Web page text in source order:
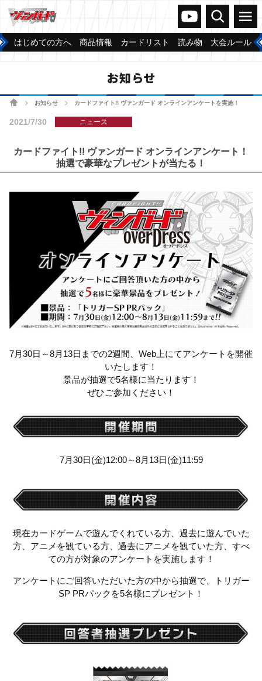
ヴァンガードch
検索 メニュー
はじめての方へ 商品情報 カードリスト 読み物 大会ルール
お知らせ
ホームお知らせ カードファイト!! ヴァンガード オンラインアンケートを実施！
2021/7/30 ニュース
カードファイト!! ヴァンガード オンラインアンケート！
抽選で豪華なプレゼントが当たる！
7月30日～8月13日までの2週間、Web上にてアンケートを開催
いたします！
景品が抽選で5名様に当たります！
ぜひご参加ください！
7月30日(金)12:00～8月13日(金)11:59
現在カードゲームで遊んでくれている方、過去に遊んでいた
方、アニメを観ている方、過去にアニメを観ていた方、すべ
ての方が対象のアンケートを実施します！
アンケートにご回答いただいた方の中から抽選で、トリガー
SP PRパックを5名様にプレゼント！